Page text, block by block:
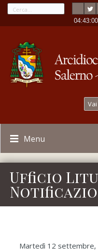
-04:43:00
Menu
Ufficio
Martedì 12 settembre,